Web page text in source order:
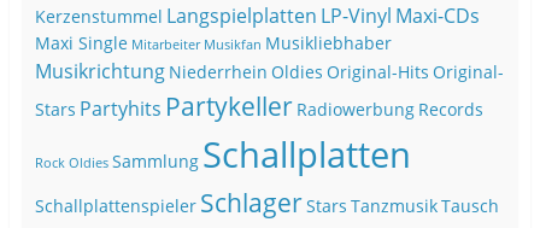
Kerzenstummel Langspielplatten LP-Vinyl Maxi-CDs
Maxi Single Mitarbeiter Musikfan Musikliebhaber
Musikrichtung Niederrhein Oldies Original-Hits Original-
Stars Partyhits Partykeller Radiowerbung Records
Rock Oldies Sammlung Schallplatten
Schallplattenspieler SchlagerStars TanzmusikTausch